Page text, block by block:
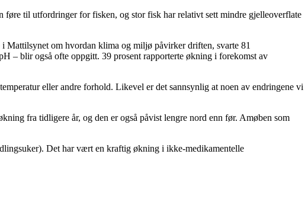
til utfordringer for fisken, og stor fisk har relativt sett mindre gjelleoverflate
Mattilsynet om hvordan klima og miljø påvirker driften, svarte 81
– blir også ofte oppgitt. 39 prosent rapporterte økning i forekomst av
eller andre forhold. Likevel er det sannsynlig at noen av endringene vi
fra tidligere år, og den er også påvist lengre nord enn før. Amøben som
Det har vært en kraftig økning i ikke-medikamentelle